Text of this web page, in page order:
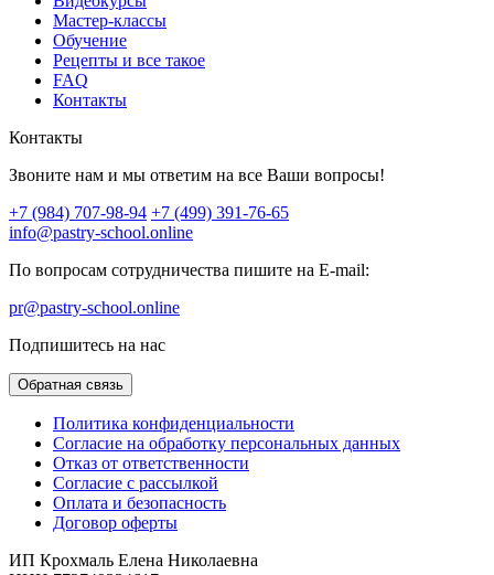
Мастер-классы
Обучение
Рецепты и все такое
FAQ
Контакты
Контакты
Звоните нам и мы ответим на все Ваши вопросы!
+7 (984) 707-98-94 +7 (499) 391-76-65
info@pastry-school.online
По вопросам сотрудничества пишите на E-mail:
pr@pastry-school.online
Подпишитесь на нас
Обратная связь
Политика конфиденциальности
Согласие на обработку персональных данных
Отказ от ответственности
Согласие с рассылкой
Оплата и безопасность
Договор оферты
ИП Крохмаль Елена Николаевна